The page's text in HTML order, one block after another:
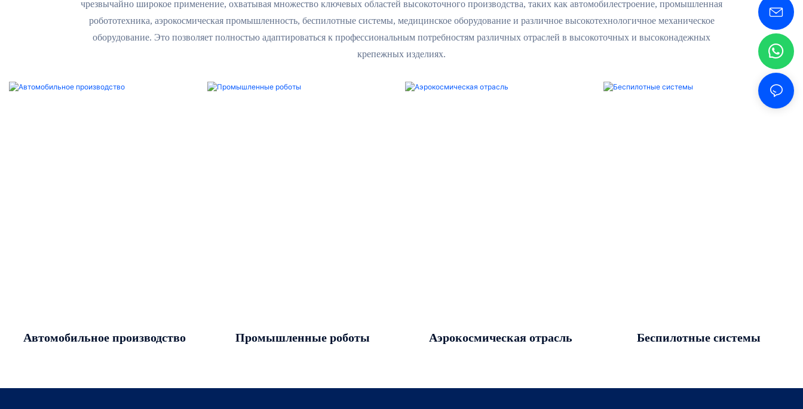
чрезвычайно широкое применение, охватывая множество ключевых областей высокоточного производства, таких как автомобилестроение, промышленная
робототехника, аэрокосмическая промышленность, беспилотные системы, медицинское оборудование и различное высокотехнологичное механическое
оборудование. Это позволяет полностью адаптироваться к профессиональным потребностям различных отраслей в высокоточных и высоконадежных
крепежных изделиях.
Автомобильное производство Промышленные роботы Аэрокосмическая отрасль Беспилотные системы